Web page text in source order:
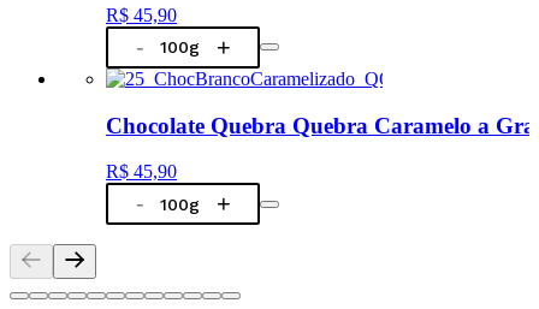
R$ 45,90
- +
Chocolate Quebra Quebra Caramelo a
R$ 45,90
- +